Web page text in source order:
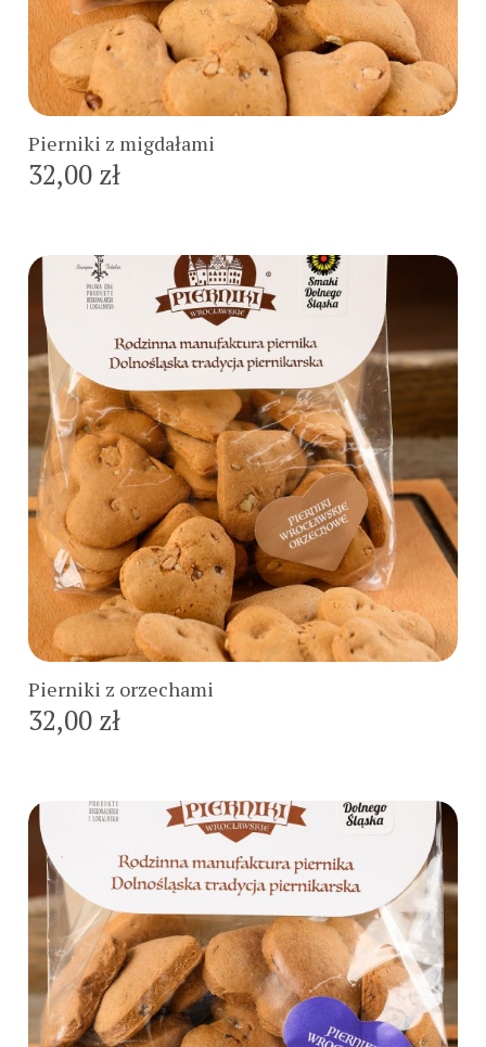
Pierniki z migdałami
32,00 zł
Do koszyka
Pierniki z orzechami
32,00 zł
Do koszyka